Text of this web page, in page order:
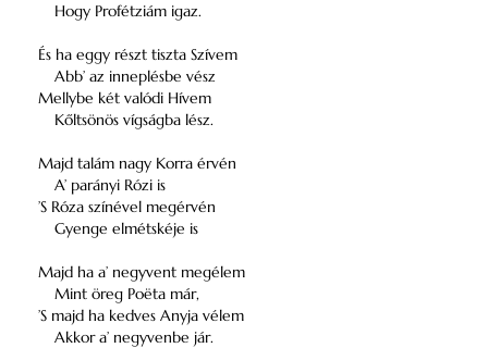
Hogy Profétziám igaz.
És ha eggy részt tiszta Szívem
Abb’ az inneplésbe vész
Mellybe két valódi Hívem
Kőltsönös vígságba lész.
Majd talám nagy Korra érvén
A’ parányi Rózi is
’S Róza színével megérvén
Gyenge elmétskéje is
Majd ha a’ negyvent megélem
Mint öreg Poëta már,
’S majd ha kedves Anyja vélem
Akkor a’ negyvenbe jár.